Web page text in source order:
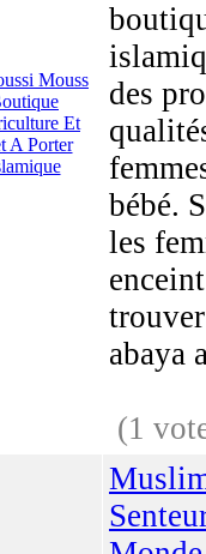
des
bébé.
les
abaya
(1